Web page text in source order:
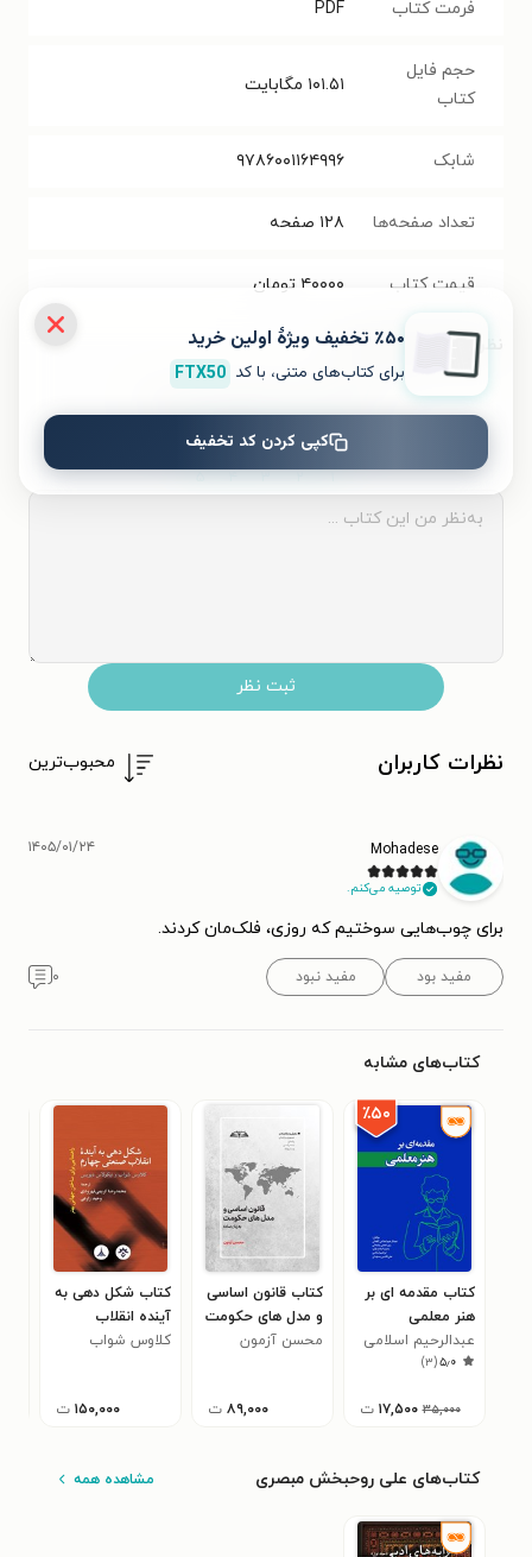
فرمت کتاب PDF
حجم فایل
کتاب
۱۰۱.۵۱ مگابایت
شابک ۹۷۸۶۰۰۱۱۶۴۹۹۶
تعداد صفحه‌ها ۱۲۸ صفحه
قیمت کتاب ۴۰۰۰۰ تومان
نظر شما دربارهٔ این کتاب
۱ ۲ ۳ ۴ ۵
ثبت نظر
نظرات کاربران محبوب‌ترین
Mohadese
توصیه می‌کنم.
۱۴۰۵/۰۱/۲۴
برای چوب‌هایی سوختیم که روزی، فلک‌مان کردند.
مفید بود مفید نبود ۰
کتاب‌های مشابه
٪۵۰
کتاب مقدمه ای بر
هنر معلمی
عبدالرحیم اسلامی
آبقه ئی
۵٫۰(۳)
۳۵,۰۰۰ ۱۷,۵۰۰ ت
کتاب قانون اساسی
و مدل های حکومت
به زبان ساده
محسن آزمون
۸۹,۰۰۰ ت
کتاب شکل دهی به
آینده انقلاب
صنعتی چهارم
کلاوس شواب
۱۵۰,۰۰۰ ت
کتاب‌های علی روحبخش مبصری مشاهده همه
٪۵۰ تخفیف ویژۀ اولین خرید
برای کتاب‌های متنی، با کد FTX50
کپی کردن کد تخفیف